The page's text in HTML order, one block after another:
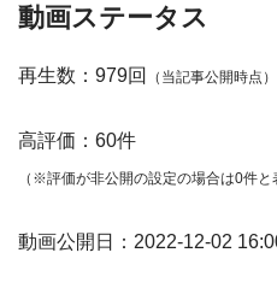
動画ステータス
再生数：979回 （当記事公開時点）
高評価：60件
（※評価が非公開の設定の場合は0件と
動画公開日：2022-12-02